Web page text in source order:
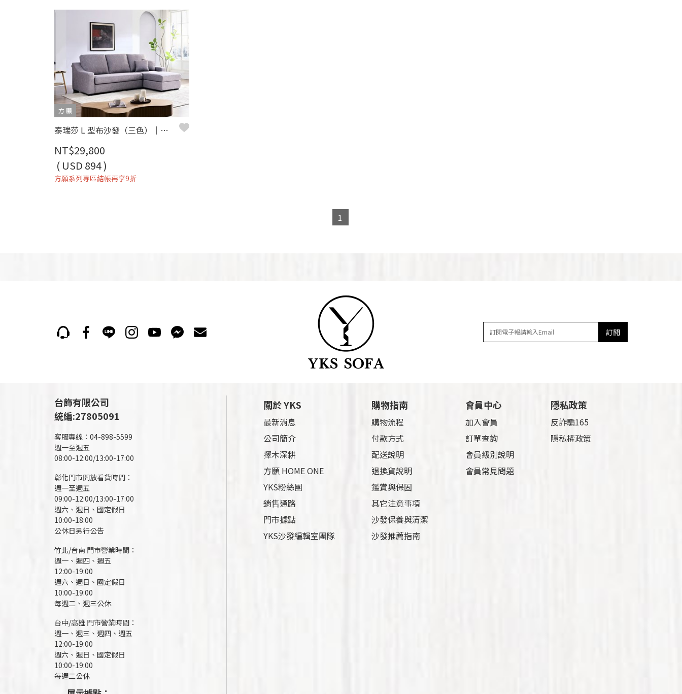
方 願
泰瑞莎 L 型布沙發（三色）｜超細纖維科技布 × 可拆洗布套 × 小宅舒適推薦 – 方願系列
NT$29,800
( USD 894 )
方願系列專區結帳再享9折
1
訂閱
台飾有限公司
統編:27805091
客服專線：04-898-5599
週一至週五
08:00-12:00/13:00-17:00
彰化門市開放看貨時間：
週一至週五
09:00-12:00/13:00-17:00
週六、週日、國定假日
10:00-18:00
公休日另行公告
竹北/台南 門市營業時間：
週一、週四、週五
12:00-19:00
週六、週日、國定假日
10:00-19:00
每週二、週三公休
台中/高雄 門市營業時間：
週一、週三、週四、週五
12:00-19:00
週六、週日、國定假日
10:00-19:00
每週二公休
關於 YKS
最新消息
公司簡介
擇木深耕
方願 HOME ONE
YKS粉絲團
銷售通路
門市據點
YKS沙發編輯室團隊
購物指南
購物流程
付款方式
配送說明
退換貨說明
鑑賞與保固
其它注意事項
沙發保養與清潔
沙發推薦指南
會員中心
加入會員
訂單查詢
會員級別說明
會員常見問題
隱私政策
反詐騙165
隱私權政策